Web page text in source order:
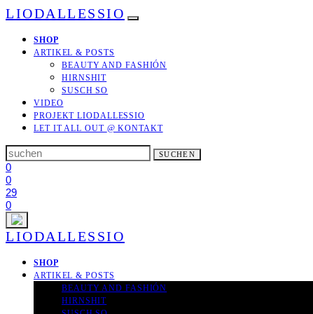
LIODALLESSIO
SHOP
ARTIKEL & POSTS
BEAUTY AND FASHIÓN
HIRNSHIT
SUSCH SO
VIDEO
PROJEKT LIODALLESSIO
LET IT ALL OUT @ KONTAKT
Search
for:
SUCHEN
0
0
29
0
LIODALLESSIO
SHOP
ARTIKEL & POSTS
BEAUTY AND FASHIÓN
HIRNSHIT